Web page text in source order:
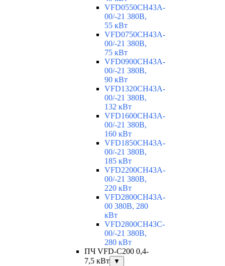
VFD0550CH43A-
00/-21 380В,
55 кВт
VFD0750CH43A-
00/-21 380В,
75 кВт
VFD0900CH43A-
00/-21 380В,
90 кВт
VFD1320CH43A-
00/-21 380В,
132 кВт
VFD1600CH43A-
00/-21 380В,
160 кВт
VFD1850CH43A-
00/-21 380В,
185 кВт
VFD2200CH43A-
00/-21 380В,
220 кВт
VFD2800CH43A-
00 380В, 280
кВт
VFD2800CH43C-
00/-21 380В,
280 кВт
ПЧ VFD-C200 0,4-
7,5 кВт
▼